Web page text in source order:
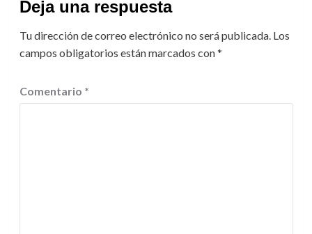
Deja una respuesta
Tu dirección de correo electrónico no será publicada. Los
campos obligatorios están marcados con*
Comentario *